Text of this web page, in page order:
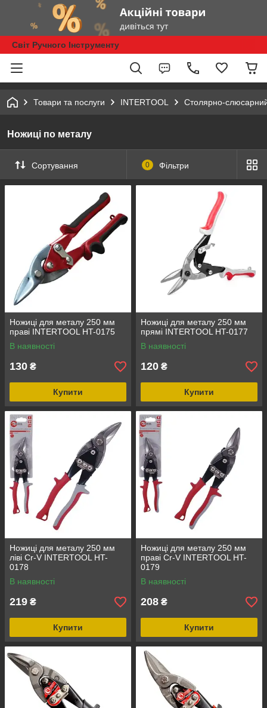
Світ Ручного Інструменту
Товари та послуги INTERTOOL Столярно-
Ножиці по металу
Сортування 0 Фільтри
Ножиці для металу 250 мм
праві INTERTOOL HT-0175
В наявності
130 ₴
Купити
Ножиці для металу 250 мм
прямі INTERTOOL HT-0177
В наявності
120 ₴
Купити
Ножиці для металу 250 мм
ліві Cr-V INTERTOOL HT-
0178
В наявності
219 ₴
Купити
Ножиці для металу 250 мм
праві Cr-V INTERTOOL HT-
0179
В наявності
208 ₴
Купити